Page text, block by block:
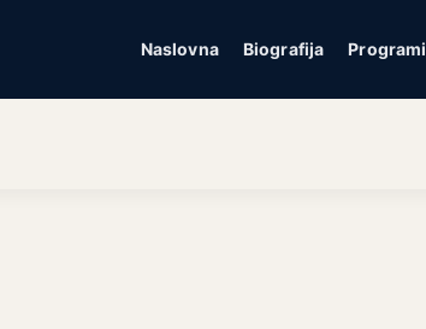
Naslovna Biografija Programi